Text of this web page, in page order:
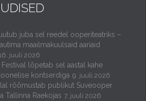
juba sel reedel ooperiteatriks –
maailmakuulsaid aariaid
juuli 2026
lõpetab sel aastal kahe
kontserdiga 9. juuli 2026
rõõmustab publikut Suveooper
Tallinna Raekojas 7. juuli 2026